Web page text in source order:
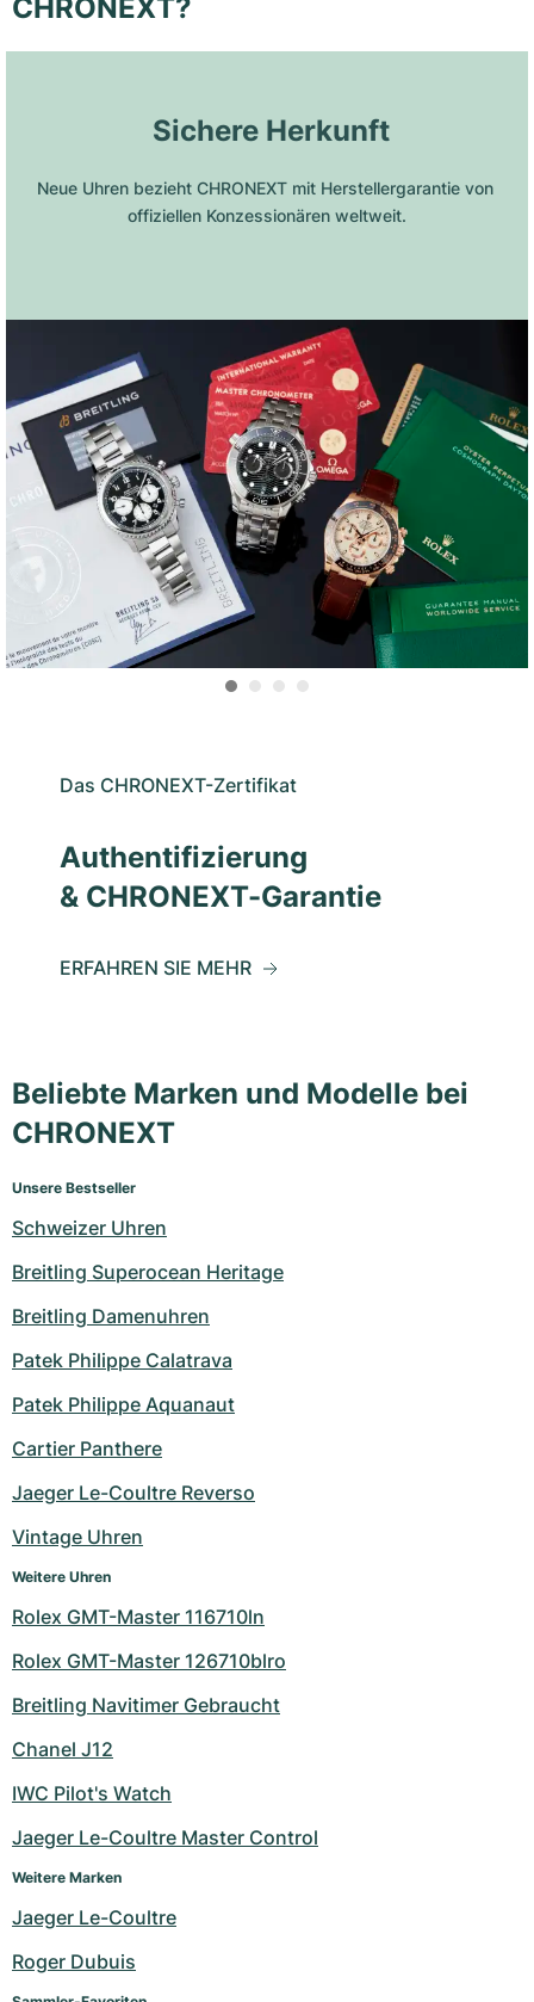
CHRONEXT?
Sichere Herkunft
Neue Uhren bezieht CHRONEXT mit Herstellergarantie von
offiziellen Konzessionären weltweit.
Das CHRONEXT-Zertifikat
Authentifizierung
& CHRONEXT-Garantie
ERFAHREN SIE MEHR
Beliebte Marken und Modelle bei
CHRONEXT
Unsere Bestseller
Schweizer Uhren
Breitling Superocean Heritage
Breitling Damenuhren
Patek Philippe Calatrava
Patek Philippe Aquanaut
Cartier Panthere
Jaeger Le-Coultre Reverso
Vintage Uhren
Weitere Uhren
Rolex GMT-Master 116710ln
Rolex GMT-Master 126710blro
Breitling Navitimer Gebraucht
Chanel J12
IWC Pilot's Watch
Jaeger Le-Coultre Master Control
Weitere Marken
Jaeger Le-Coultre
Roger Dubuis